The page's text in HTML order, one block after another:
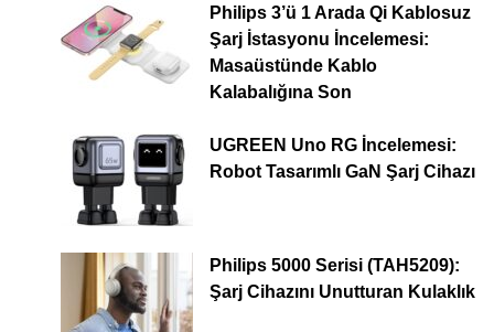
Philips 3’ü 1 Arada Qi Kablosuz
Şarj İstasyonu İncelemesi:
Masaüstünde Kablo
Kalabalığına Son
UGREEN Uno RG İncelemesi:
Robot Tasarımlı GaN Şarj Cihazı
Philips 5000 Serisi (TAH5209):
Şarj Cihazını Unutturan Kulaklık